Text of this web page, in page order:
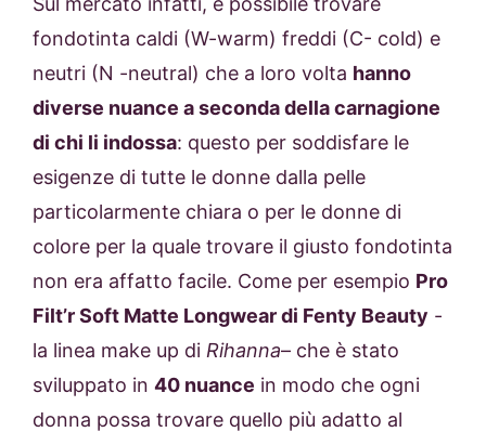
fondotinta caldi (W-warm) freddi (C- cold) e
neutri (N -neutral) che a loro volta hanno
diverse nuance a seconda della carnagione
di chi li indossa: questo per soddisfare le
esigenze di tutte le donne dalla pelle
particolarmente chiara o per le donne di
colore per la quale trovare il giusto fondotinta
non era affatto facile. Come per esempio Pro
Filt’r Soft Matte Longwear di Fenty Beauty -
la linea make up di Rihanna– che è stato
sviluppato in 40 nuance in modo che ogni
donna possa trovare quello più adatto al